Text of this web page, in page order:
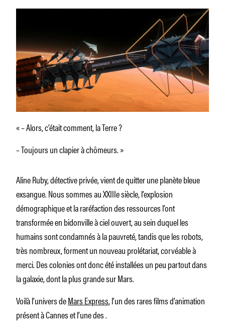
« – Alors, c’était comment, la Terre ?
– Toujours un clapier à chômeurs. »
Aline Ruby, détective privée, vient de quitter une planète bleue
exsangue. Nous sommes au XXIIIe siècle, l’explosion
démographique et la raréfaction des ressources l’ont
transformée en bidonville à ciel ouvert, au sein duquel les
humains sont condamnés à la pauvreté, tandis que les robots,
très nombreux, forment un nouveau prolétariat, corvéable à
merci. Des colonies ont donc été installées un peu partout dans
la galaxie, dont la plus grande sur Mars.
Voilà l’univers deMars Express, l’un des rares films d’animation
présent à Cannes et l’une des .